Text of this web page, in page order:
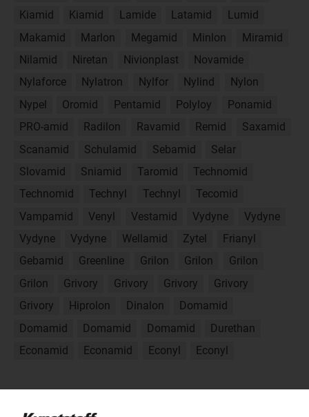
Kiamid
Kiamid Lamide Latamid
Lumid
Makamid
Marlon Megamid Minlon
Miramid
Nilamid
Niretan Nivionplast
Novamide
Nylaforce
Nylatron Nylfor Nylind
Nylon
Nypel
Oromid Pentamid Polyloy
Ponamid
PRO-amid
Radilon Ravamid Remid
Saxamid
Scanamid
Schulamid Sebamid
Selar
Slovamid
Sniamid Taromid
Technomid
Technomid
Technyl Technyl
Tecomid
Vampamid
Venyl Vestamid Vydyne
Vydyne
Vydyne
Vydyne Wellamid Zytel
Frianyl
Gebamid
Greenline Grilon Grilon
Grilon
Grilon
Grivory Grivory Grivory
Grivory
Grivory
Hiprolon Dinalon
Domamid
Domamid
Domamid Domamid
Durethan
Econamid
Econamid Econyl Econyl